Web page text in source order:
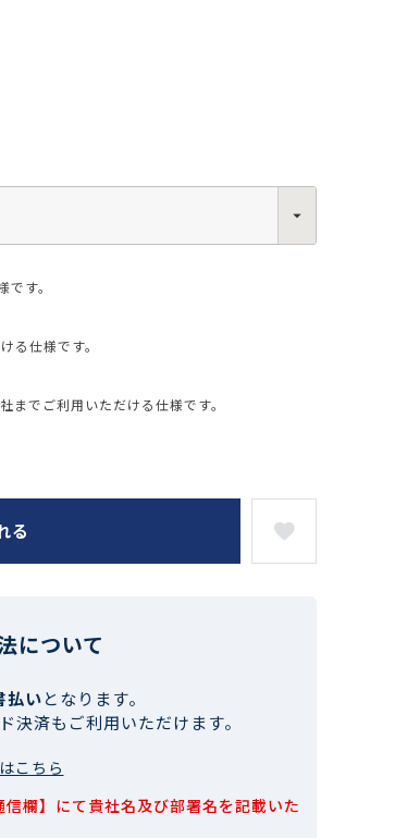
）
す。
る仕様です。
でご利用いただける仕様です。
る
について
払いとなります。
決済もご利用いただけます。
こちら
欄】にて貴社名及び部署名を記載いた